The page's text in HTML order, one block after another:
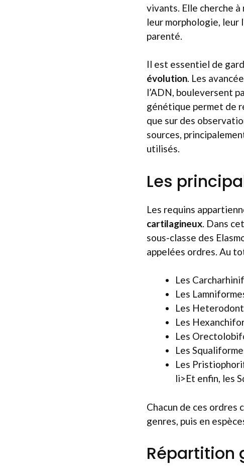
vivants. Elle cherche
leur morphologie, leur
parenté.
Il est essentiel de
évolution. Les
l’ADN, bouleversent
génétique permet de
que sur des
sources,
utilisés.
Les
Les requins
cartilagineux . Dans
sous-classe des
appelées ordres. Au
Les
Les
Les
Les
Les
Les
Les
li>Et enfin, les
Chacun de ces ordres
genres, puis en
Répartition